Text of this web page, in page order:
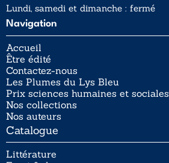
Lundi, samedi et dimanche : fermé
Navigation
Accueil
Être édité
Contactez-nous
Les Plumes du Lys Bleu
Prix sciences humaines et sociales
Nos collections
Nos auteurs
Catalogue
Littérature